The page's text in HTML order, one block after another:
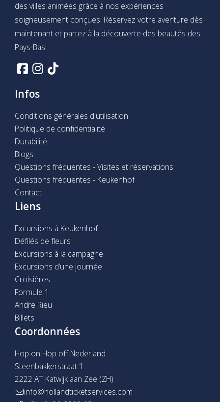
des villes animées grâce à nos expériences
soigneusement conçues. Réservez votre aventure dès
maintenant et partez à la découverte des beautés des
Pays-Bas!
Infos
Conditions générales d'utilisation
Politique de confidentialité
Durabilité
Blogs
Questions fréquentes - Visites et réservations
Questions fréquentes - Keukenhof
Contact
Liens
Excursions à Keukenhof
Défilés de fleurs
Excursions à la campagne
Excursions d’une journée
Croisières
Formule 1
Andre Rieu
Billets
Coordonnées
Hop on Hop off Nederland
Steenbakkerstraat 1
2222 AT Katwijk aan Zee (ZH)
info@hollandticketservices.com